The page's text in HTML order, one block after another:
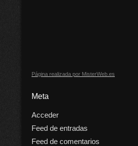
Página realizada por MisterWeb.es
Meta
Acceder
Feed de entradas
Feed de comentarios